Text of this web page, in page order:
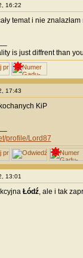
16:22
temat i nie
is just diffrent than
17:43
KiP
profile/Lord87
13:01
Łódź, ale i tak